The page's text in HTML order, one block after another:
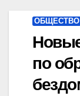
ОБЩЕСТВО
по